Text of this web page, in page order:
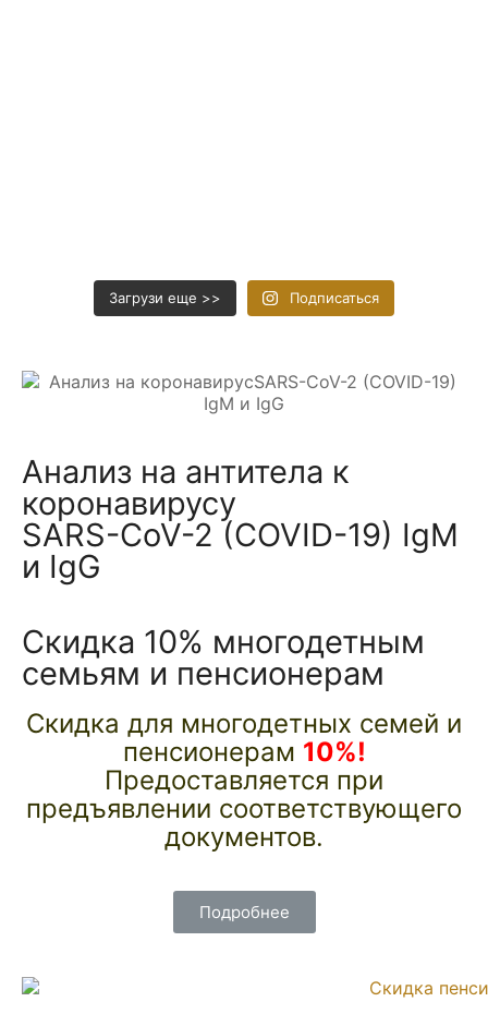
Загрузи еще >> Подписаться
Анализ на антитела к
коронавирусу
SARS-CoV-2 (COVID-19) IgM
и IgG
Скидка 10% многодетным
семьям и пенсионерам
Скидка для многодетных семей и
пенсионерам 10%!
Предоставляется при
предъявлении соответствующего
документов.
Подробнее